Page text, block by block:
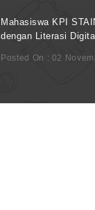
Mahasiswa KPI
dengan Literasi
Posted On : 02